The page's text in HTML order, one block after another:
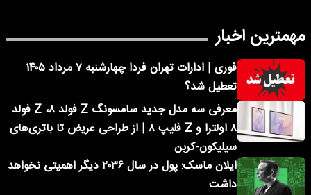
مهمترین اخبار
فوری | ادارات تهران فردا چهارشنبه ۷ مرداد ۱۴۰۵
تعطیل شد؟
معرفی سه مدل جدید سامسونگ Z فولد ۸، Z فولد
۸ اولترا و Z فلیپ ۸ | از طراحی عریض تا باتری‌های
سیلیکون-کربن
ایلان ماسک: پول در سال ۲۰۳۶ دیگر اهمیتی نخواهد
داشت